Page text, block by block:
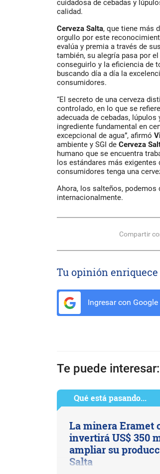
cuidadosa de cebadas y
calidad.
Cerveza Salta, que tiene más
orgullo por este
evalúa y premia a través de
también, su alegría pasa por
conseguirlo y la eficiencia de
buscando día a día la
consumidores.
“El secreto de una cerveza
controlado, en lo que se
adecuada de cebadas,
ingrediente fundamental en
excepcional de agua”, afirmó
ambiente y SGI de Cerveza
humano que se encuentra
los estándares más exigentes
consumidores tenga una
Ahora, los salteños, podemos
internacionalmente.
Compartir
Tu opinión
Ingresar con Google
Te puede interesar:
Qué está pasando...
La minera Eramet
invertirá US$ 350
ampliar su
Salta